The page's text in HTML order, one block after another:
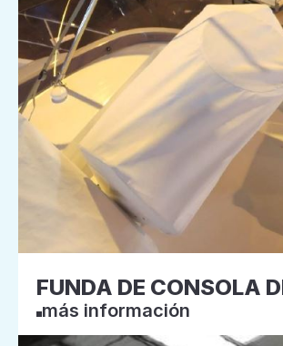
FUNDA DE CONSOLA
más información